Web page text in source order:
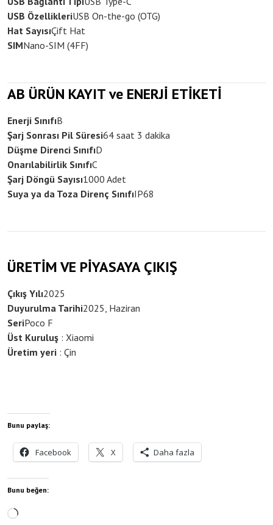
USB ÖzellikleriUSB On-the-go (OTG)
Hat SayısıÇift Hat
SIMNano-SIM (4FF)
AB ÜRÜN KAYIT ve ENERJİ ETİKETİ
Enerji SınıfıB
Şarj Sonrası Pil Süresi64 saat 3 dakika
Düşme Direnci SınıfıD
Onarılabilirlik SınıfıC
Şarj Döngü Sayısı1000 Adet
Suya ya da Toza Direnç SınıfıIP68
ÜRETİM VE PİYASAYA ÇIKIŞ
Çıkış Yılı2025
Duyurulma Tarihi2025, Haziran
SeriPoco F
Üst Kuruluş : Xiaomi
Üretim yeri : Çin
Bunu paylaş:
Facebook X Daha fazla
Bunu beğen:
Yükleniyor...